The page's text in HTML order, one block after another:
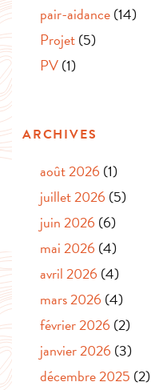
pair-aidance(14)
Projet(5)
PV(1)
ARCHIVES
août 2026 (1)
juillet 2026 (5)
juin 2026 (6)
mai 2026 (4)
avril 2026 (4)
mars 2026 (4)
février 2026 (2)
janvier 2026 (3)
décembre 2025 (2)